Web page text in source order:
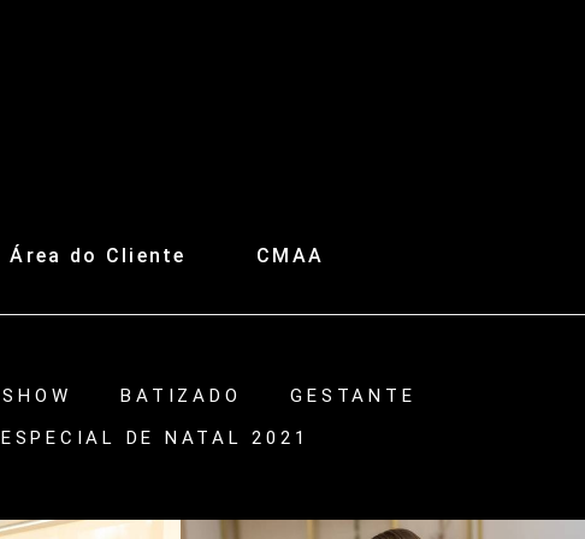
Área do Cliente CMAA
SHOW BATIZADO
GESTANTE
ESPECIAL DE NATAL 2021